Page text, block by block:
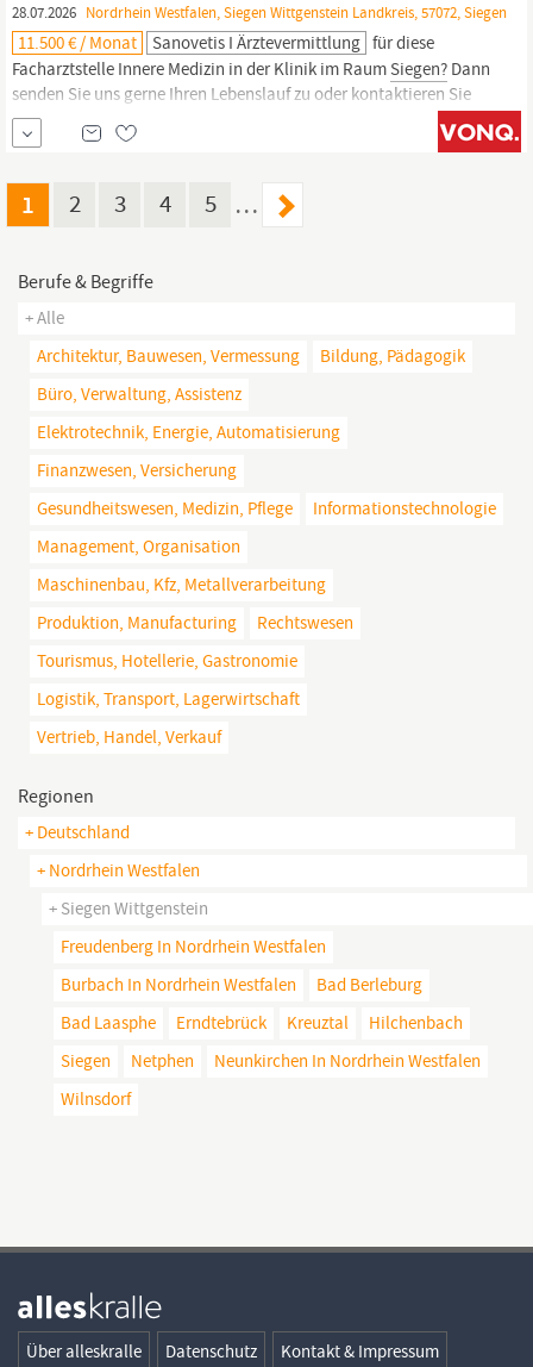
28.07.2026 Nordrhein Westfalen, Siegen Wittgenstein Landkreis, 57072, Siegen
11.500 € / Monat Sanovetis I Ärztevermittlung für diese
Facharztstelle Innere Medizin in der Klinik im Raum Siegen? Dann
senden Sie uns gerne Ihren Lebenslauf zu oder kontaktieren Sie
uns unverbindlich per Telefon, E-Mail oder über WhatsApp für
weitere Informationen. Auch wenn diese Position nicht exakt
attraktiven Stellenangeboten in
1 2 3 4 5 …
Berufe & Begriffe
+ Alle
Architektur, Bauwesen, Vermessung
Bildung, Pädagogik
Büro, Verwaltung, Assistenz
Elektrotechnik, Energie, Automatisierung
Finanzwesen, Versicherung
Gesundheitswesen, Medizin, Pflege
Informationstechnologie
Management, Organisation
Maschinenbau, Kfz, Metallverarbeitung
Produktion, Manufacturing
Rechtswesen
Tourismus, Hotellerie, Gastronomie
Logistik, Transport, Lagerwirtschaft
Vertrieb, Handel, Verkauf
Regionen
+ Deutschland
+ Nordrhein Westfalen
+ Siegen Wittgenstein
Freudenberg In Nordrhein Westfalen
Burbach In Nordrhein Westfalen
Bad Berleburg
Bad Laasphe
Erndtebrück Kreuztal
Hilchenbach
Siegen
Netphen
Neunkirchen In Nordrhein Westfalen
Wilnsdorf
Über alleskralle Datenschutz Kontakt & Impressum